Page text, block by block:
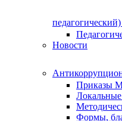
педагогический)
Новости
Приказы
Формы,